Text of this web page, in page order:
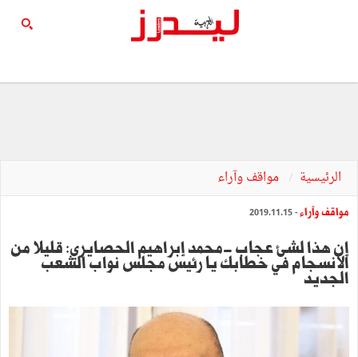
الرئيسية مواقف وآراء
مواقف وآراء- 2019.11.15
إن هذا لشيء عجاب -محمد إبراهيم الحصايري: قليلا من
الانسجام في خطابك يا رئيس مجلس نواب الشعب
الجديد